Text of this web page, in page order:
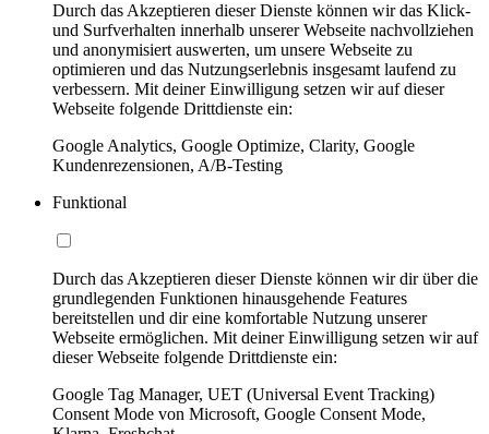
Durch das Akzeptieren dieser Dienste können wir das Klick-
und Surfverhalten innerhalb unserer Webseite nachvollziehen
und anonymisiert auswerten, um unsere Webseite zu
optimieren und das Nutzungserlebnis insgesamt laufend zu
verbessern. Mit deiner Einwilligung setzen wir auf dieser
Webseite folgende Drittdienste ein:
Google Analytics, Google Optimize, Clarity, Google
Kundenrezensionen, A/B-Testing
Funktional
Durch das Akzeptieren dieser Dienste können wir dir über die
grundlegenden Funktionen hinausgehende Features
bereitstellen und dir eine komfortable Nutzung unserer
Webseite ermöglichen. Mit deiner Einwilligung setzen wir auf
dieser Webseite folgende Drittdienste ein:
Google Tag Manager, UET (Universal Event Tracking)
Consent Mode von Microsoft, Google Consent Mode,